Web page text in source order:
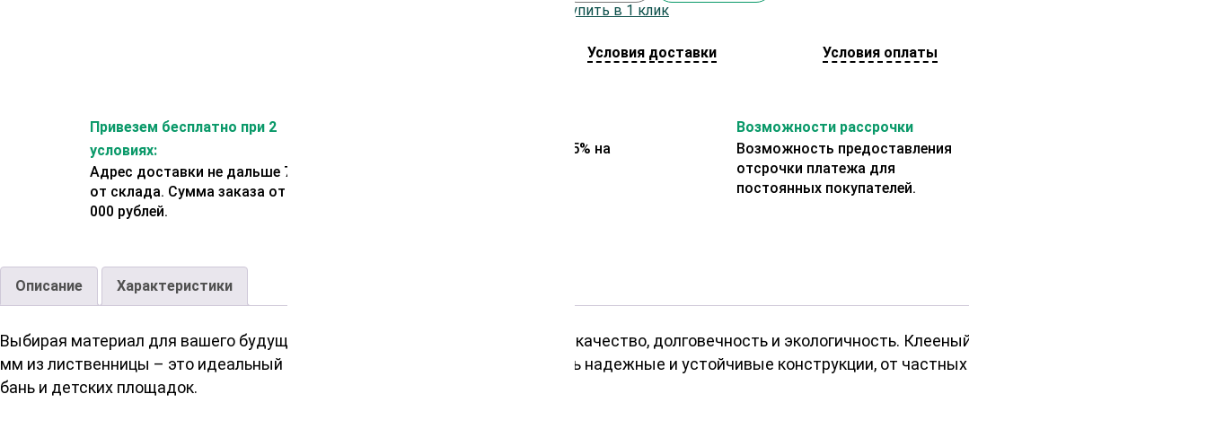
Купить в 1 клик
Условия доставки Условия оплаты
Привезем бесплатно при 2
условиях:
Адрес доставки не дальше 70 км
от склада. Сумма заказа от 200
000 рублей.
Представляем скидку 5% на
Возможности рассрочки
Возможность предоставления
отсрочки платежа для
постоянных покупателей.
Описание Характеристики
Выбирая материал для вашего будущего строительства, важно учитывать качество, долговечность и экологичность. Клееный брус 100х100
мм из лиственницы – это идеальный выбор для тех, кто стремится создать надежные и устойчивые конструкции, от частных домов до
бань и детских площадок.